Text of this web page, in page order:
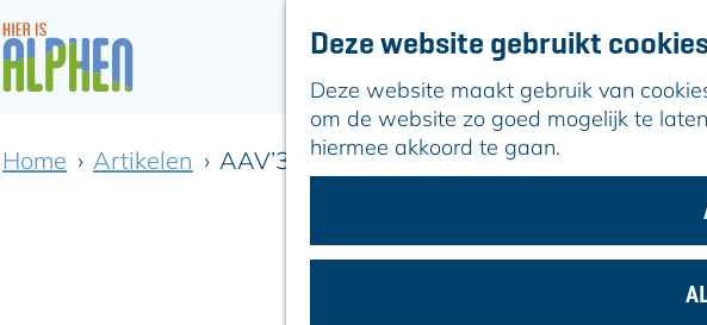
Deze website gebruikt
Deze website maakt gebruik van
om de website zo goed mogelijk te
hiermee akkoord te gaan.
n
Home Artikelen AAV’36 viert 90-jarig jubileum met een